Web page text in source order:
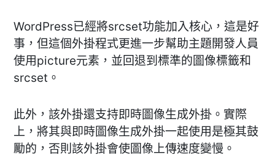
WordPress已經將srcset功能加入核心，這是好
事，但這個外掛程式更進一步幫助主題開發人員
使用picture元素，並回退到標準的圖像標籤和
srcset。
此外，該外掛還支持即時圖像生成外掛。實際
上，將其與即時圖像生成外掛一起使用是極其鼓
勵的，否則該外掛會使圖像上傳速度變慢。